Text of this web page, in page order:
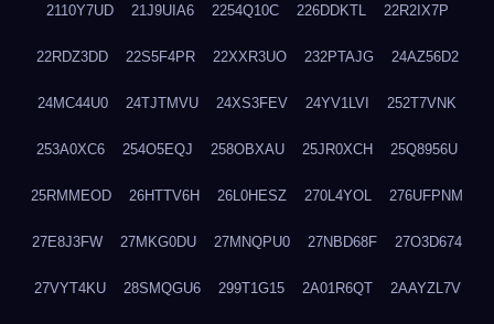
2110Y7UD 21J9UIA6 2254Q10C 226DDKTL 22R2IX7P
22RDZ3DD 22S5F4PR 22XXR3UO 232PTAJG 24AZ56D2
24MC44U0 24TJTMVU 24XS3FEV 24YV1LVI 252T7VNK
253A0XC6 254O5EQJ 258OBXAU 25JR0XCH 25Q8956U
25RMMEOD 26HTTV6H 26L0HESZ 270L4YOL 276UFPNM
27E8J3FW 27MKG0DU 27MNQPU0 27NBD68F 27O3D674
27VYT4KU 28SMQGU6 299T1G15 2A01R6QT 2AAYZL7V